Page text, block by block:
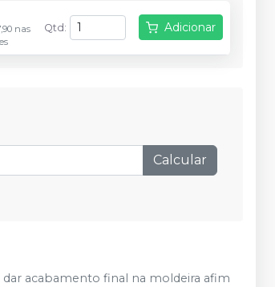
nas
Qtd : Adicionar
Calcular
acabamento final na moldeira afim